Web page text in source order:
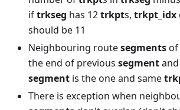
iftrkseg has 12trkpts, trkpt_idx
should be 11
Neighbouring routesegmentsof
the end of previous segment
segment is the one and same
There is exception when